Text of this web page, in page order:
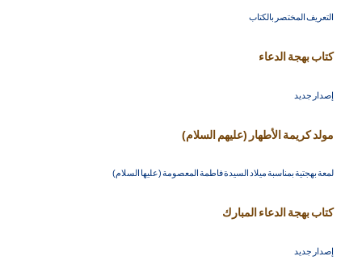
التعريف المختصر بالكتاب
كتاب بهجة الدعاء
إصدار جديد
مولد كريمة الأطهار (عليهم السلام)
لمعة بهجتية بمناسبة ميلاد السيدة فاطمة المعصومة (عليها السلام)
كتاب بهجة الدعاء المبارك
إصدار جديد